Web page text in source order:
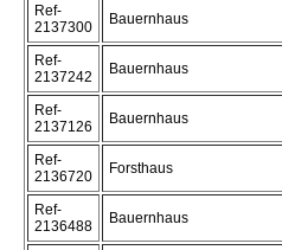
Ref-
2137300
Bauernhaus
Ref-
2137242
Bauernhaus
Ref-
2137126
Bauernhaus
Ref-
2136720
Forsthaus
Ref-
2136488
Bauernhaus